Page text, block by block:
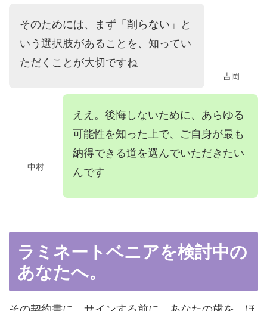
吉岡
そのためには、まず「削らない」と
いう選択肢があることを、知ってい
ただくことが大切ですね
中村
ええ。後悔しないために、あらゆる
可能性を知った上で、ご自身が最も
納得できる道を選んでいただきたい
んです
ラミネートベニアを検討中の
あなたへ。